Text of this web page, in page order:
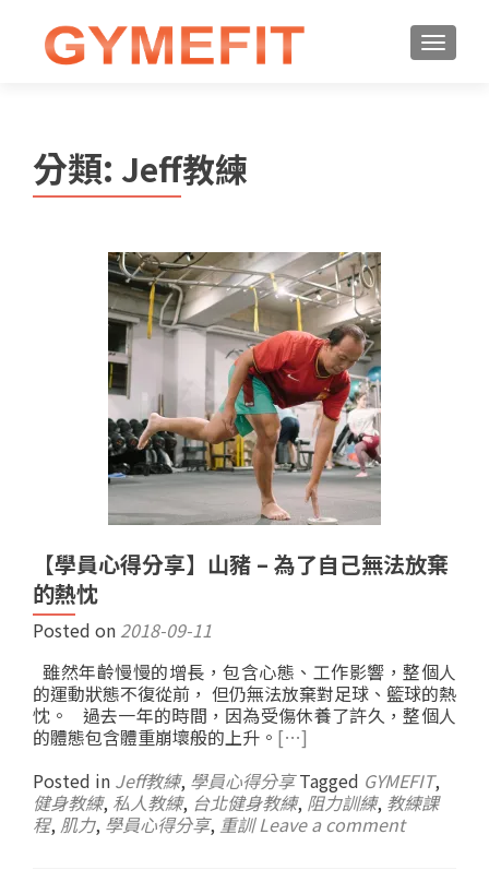
分類: Jeff教練
【學員心得分享】山豬 – 為了自己無法放棄
的熱忱
Posted on 2018-09-11
雖然年齡慢慢的增長，包含心態、工作影響，整個人
的運動狀態不復從前， 但仍無法放棄對足球、籃球的熱
忱。 過去一年的時間，因為受傷休養了許久，整個人
的體態包含體重崩壞般的上升。 […]
Posted in Jeff教練, 學員心得分享 Tagged GYMEFIT,
健身教練, 私人教練, 台北健身教練, 阻力訓練, 教練課
程, 肌力, 學員心得分享, 重訓 Leave a comment